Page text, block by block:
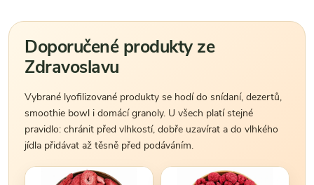
Doporučené produkty ze
Zdravoslavu
Vybrané lyofilizované produkty se hodí do snídaní, dezertů,
smoothie bowl i domácí granoly. U všech platí stejné
pravidlo: chránit před vlhkostí, dobře uzavírat a do vlhkého
jídla přidávat až těsně před podáváním.